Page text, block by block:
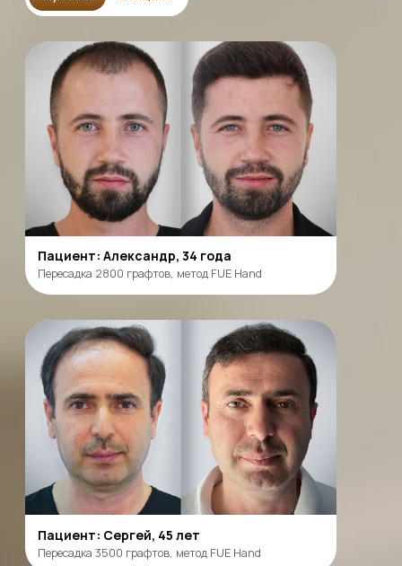
Пациент: Олег, 32 года
Пересадка 3200 графтов, метод FUE Hand
Пациент: Юрий, 35 лет
Пересадка 3500 графтов, метод FUE Hand
Смотреть все результаты